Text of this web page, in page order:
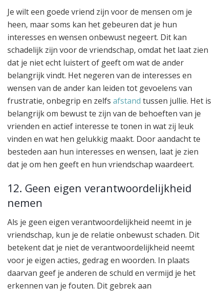
Je wilt een goede vriend zijn voor de mensen om je
heen, maar soms kan het gebeuren dat je hun
interesses en wensen onbewust negeert. Dit kan
schadelijk zijn voor de vriendschap, omdat het laat zien
dat je niet echt luistert of geeft om wat de ander
belangrijk vindt. Het negeren van de interesses en
wensen van de ander kan leiden tot gevoelens van
frustratie, onbegrip en zelfs afstand tussen jullie. Het is
belangrijk om bewust te zijn van de behoeften van je
vrienden en actief interesse te tonen in wat zij leuk
vinden en wat hen gelukkig maakt. Door aandacht te
besteden aan hun interesses en wensen, laat je zien
dat je om hen geeft en hun vriendschap waardeert.
12. Geen eigen verantwoordelijkheid
nemen
Als je geen eigen verantwoordelijkheid neemt in je
vriendschap, kun je de relatie onbewust schaden. Dit
betekent dat je niet de verantwoordelijkheid neemt
voor je eigen acties, gedrag en woorden. In plaats
daarvan geef je anderen de schuld en vermijd je het
erkennen van je fouten. Dit gebrek aan